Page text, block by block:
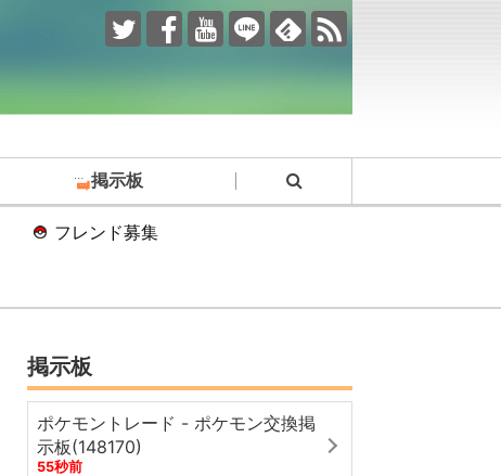
掲示板
フレンド募集
掲示板
ポケモントレード - ポケモン交換掲
示板(148170)
55秒前